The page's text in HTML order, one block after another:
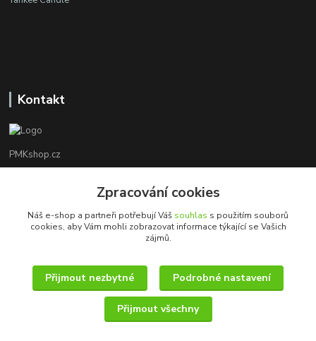
Kontakt
PMKshop.cz
+420 728 830 042
info@pmkshop.cz
Zpracování cookies
Náš e-shop a partneři potřebují Váš souhlas s použitím souborů
cookies, aby Vám mohli zobrazovat informace týkající se Vašich
zájmů.
Přijmout nezbytné Podrobné nastavení
Přijmout všechny